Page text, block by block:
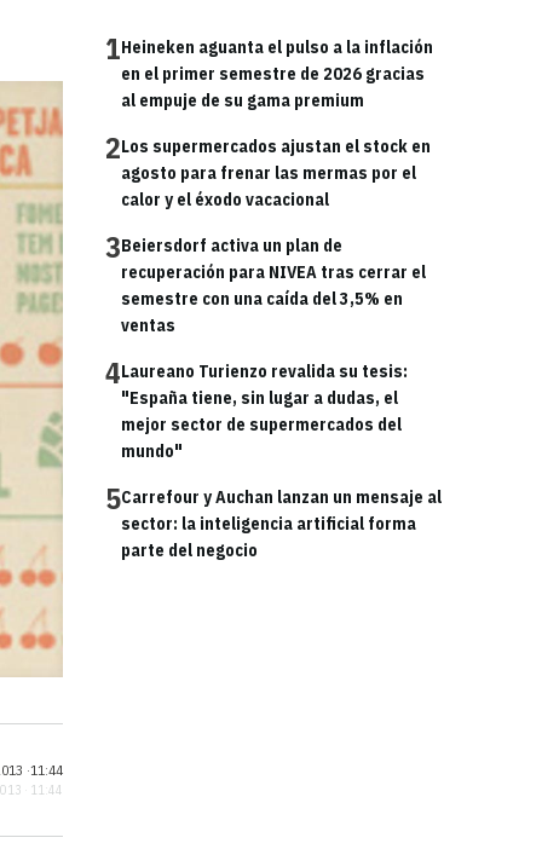
1Heineken aguanta el pulso a la inflación
en el primer semestre de 2026 gracias
al empuje de su gama premium
2Los supermercados ajustan el stock en
agosto para frenar las mermas por el
calor y el éxodo vacacional
3Beiersdorf activa un plan de
recuperación para NIVEA tras cerrar el
semestre con una caída del 3,5% en
ventas
4Laureano Turienzo revalida su tesis:
"España tiene, sin lugar a dudas, el
mejor sector de supermercados del
mundo"
5Carrefour y Auchan lanzan un mensaje al
sector: la inteligencia artificial forma
parte del negocio
·11:44
· 11:44